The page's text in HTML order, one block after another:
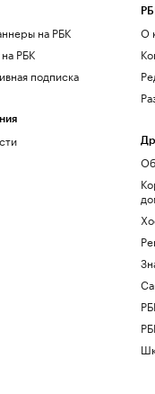
на РБК
РБК
подписка
О